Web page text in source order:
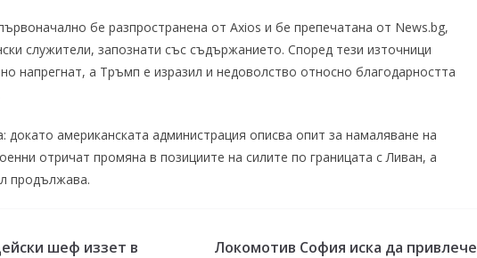
бе разпространена от Axios и бе препечатана от News.bg,
служители, запознати със съдържанието. Според тези източници
напрегнат, а Тръмп е изразил и недоволство относно благодарността
докато американската администрация описва опит за намаляване на
отричат промяна в позициите на силите по границата с Ливан, а
продължава.
шеф иззет в
Локомотив София иска да привлече